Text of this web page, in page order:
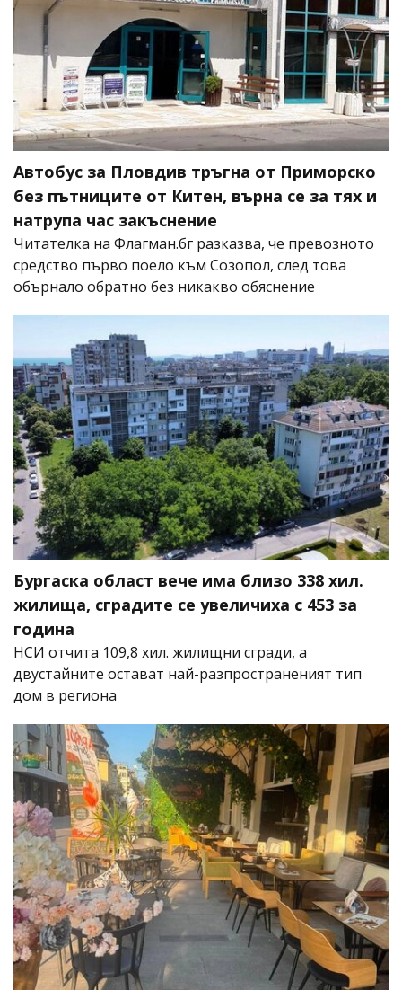
Автобус за Пловдив тръгна от Приморско
без пътниците от Китен, върна се за тях и
натрупа час закъснение
Читателка на Флагман.бг разказва, че превозното
средство първо поело към Созопол, след това
обърнало обратно без никакво обяснение
Бургаска област вече има близо 338 хил.
жилища, сградите се увеличиха с 453 за
година
НСИ отчита 109,8 хил. жилищни сгради, а
двустайните остават най-разпространеният тип
дом в региона